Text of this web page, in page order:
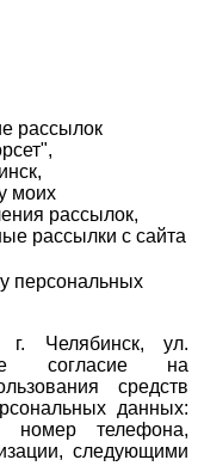
рассылок
моих
рассылок,
рассылки с сайта
персональных
Челябинск, ул.
согласие на
средств
данных:
номер телефона,
следующими